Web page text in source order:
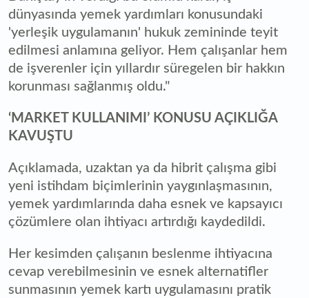
dünyasında yemek yardımları konusundaki
'yerleşik uygulamanın' hukuk zemininde teyit
edilmesi anlamına geliyor. Hem çalışanlar hem
de işverenler için yıllardır süregelen bir hakkın
korunması sağlanmış oldu."
‘MARKET KULLANIMI’ KONUSU AÇIKLIĞA
KAVUŞTU
Açıklamada, uzaktan ya da hibrit çalışma gibi
yeni istihdam biçimlerinin yaygınlaşmasının,
yemek yardımlarında daha esnek ve kapsayıcı
çözümlere olan ihtiyacı artırdığı kaydedildi.
Her kesimden çalışanın beslenme ihtiyacına
cevap verebilmesinin ve esnek alternatifler
sunmasının yemek kartı uygulamasını pratik